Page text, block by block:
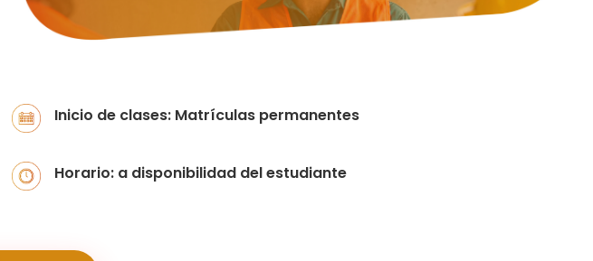
Inicio de clases: Matrículas permanentes
Horario: a disponibilidad del estudiante